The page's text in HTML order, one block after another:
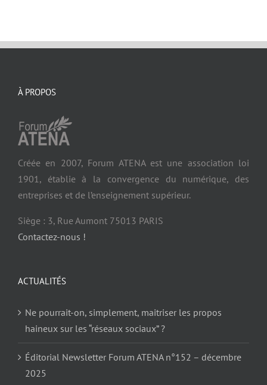
À PROPOS
Créée en 2007, Forum ATENA est une association loi
1901, établie à la convergence du numérique, des
entreprises et de l’enseignement supérieur.
Siège : 3, Rue Aumont 75013 PARIS
Contactez-nous !
ACTUALITÉS
Ne pourrait-on, simplement, maitriser les propos
haineux sur les “réseaux sociaux” ?
Éditorial Newsletter Forum ATENA n°152 – décembre
2025